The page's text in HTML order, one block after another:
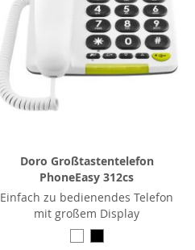
Doro Großtastentelefon
PhoneEasy 312cs
Einfach zu bedienendes Telefon
mit großem Display